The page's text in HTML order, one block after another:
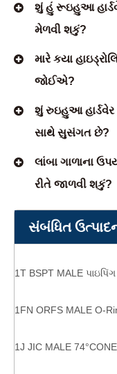
શું હું રૂઇહુઆ
મેળવી શકું?
મારે કયા
જોઈએ?
શું રુઇહુઆ હાર્ડવેર
સાથે સુસંગત છે?
લાંબા ગાળાના
રીતે જાળવી શકું?
સંબંધિત